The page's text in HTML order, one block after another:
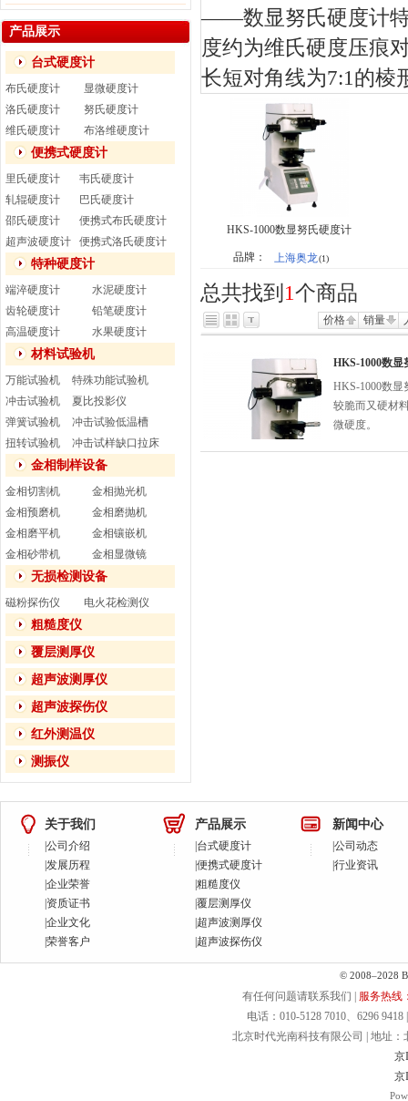
——数显努氏硬度计
度约为维氏硬度压痕
长短对角线为7:1的棱
HKS-1000数显努氏硬度计
品牌： 上海奥龙(1)
总共找到 1个商品
价格 销量
HKS-1000数显
HKS-1000数
较脆而又硬材
微硬度。
产品展示
台式硬度计
布氏硬度计
显微硬度计
洛氏硬度计
努氏硬度计
维氏硬度计
布洛维硬度计
便携式硬度计
里氏硬度计
韦氏硬度计
轧辊硬度计
巴氏硬度计
邵氏硬度计
便携式布氏硬度计
超声波硬度计
便携式洛氏硬度计
特种硬度计
端淬硬度计
水泥硬度计
齿轮硬度计
铅笔硬度计
高温硬度计
水果硬度计
材料试验机
万能试验机
特殊功能试验机
冲击试验机
夏比投影仪
弹簧试验机
冲击试验低温槽
扭转试验机
冲击试样缺口拉床
金相制样设备
金相切割机
金相抛光机
金相预磨机
金相磨抛机
金相磨平机
金相镶嵌机
金相砂带机
金相显微镜
无损检测设备
磁粉探伤仪 电火花检测仪
粗糙度仪
覆层测厚仪
超声波测厚仪
超声波探伤仪
红外测温仪
测振仪
关于我们
公司介绍
发展历程
企业荣誉
资质证书
企业文化
荣誉客户
产品展示
台式硬度计
便携式硬度计
粗糙度仪
覆层测厚仪
超声波测厚仪
超声波探伤仪
新闻中心
公司动态
行业资讯
© 2008–2028
有任何问题请联系我们 | 服务热线
电话：010-5128 7010、6296 9418
北京时代光南科技有限公司 | 地址：
京
京